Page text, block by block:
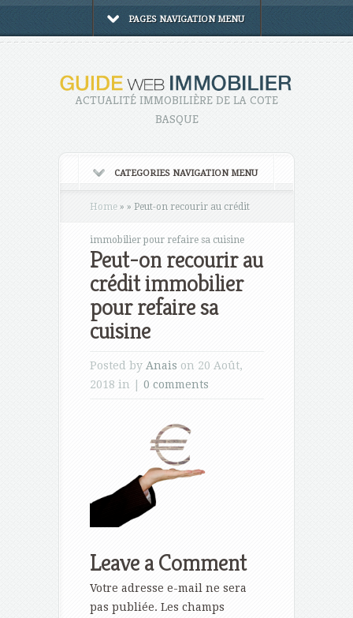
PAGES NAVIGATION MENU
ACTUALITÉ IMMOBILIÈRE DE LA COTE
BASQUE
CATEGORIES NAVIGATION MENU
Home » » Peut-on recourir au crédit
immobilier pour refaire sa cuisine
Peut-on recourir au
crédit immobilier
pour refaire sa
cuisine
Posted by Anais on 20 Août,
2018 in | 0 comments
Leave a Comment
Votre adresse e-mail ne sera
pas publiée. Les champs